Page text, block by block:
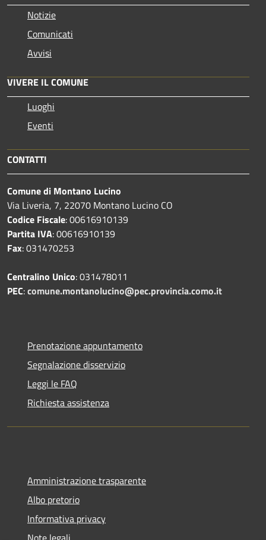
Notizie
Comunicati
Avvisi
VIVERE IL COMUNE
Luoghi
Eventi
CONTATTI
Comune di Montano Lucino
Via Liveria, 7, 22070 Montano Lucino CO
Codice Fiscale: 00616910139
Partita IVA: 00616910139
Fax: 031470253
Centralino Unico: 031478011
PEC:comune.montanolucino@pec.provincia.como.it
Prenotazione appuntamento
Segnalazione disservizio
Leggi le FAQ
Richiesta assistenza
Amministrazione trasparente
Albo pretorio
Informativa privacy